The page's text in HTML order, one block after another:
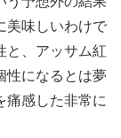
美味しいわけで
と、アッサム紅
性になるとは夢
痛感した非常に